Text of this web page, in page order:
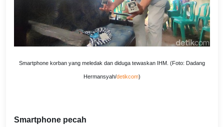
Smartphone korban yang meledak dan diduga tewaskan IHM. (Foto: Dadang
Hermansyah/detikcom)
Smartphone pecah